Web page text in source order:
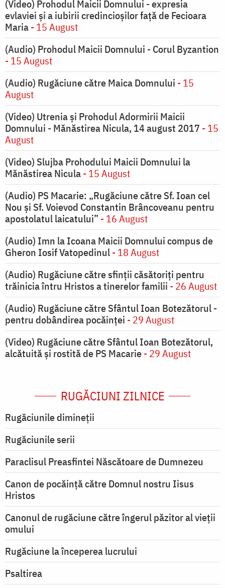
(Video) Prohodul Maicii Domnului - expresia
evlaviei și a iubirii credincioșilor față de Fecioara
Maria- 15 August
(Audio) Prohodul Maicii Domnului - Corul Byzantion
- 15 August
(Audio) Rugăciune către Maica Domnului - 15
August
(Video) Utrenia și Prohodul Adormirii Maicii
Domnului - Mănăstirea Nicula, 14 august 2017 - 15
August
(Video) Slujba Prohodului Maicii Domnului la
Mănăstirea Nicula- 15 August
(Audio) PS Macarie: „Rugăciune către Sf. Ioan cel
Nou și Sf. Voievod Constantin Brâncoveanu pentru
apostolatul laicatului” - 16 August
(Audio) Imn la Icoana Maicii Domnului compus de
Gheron Iosif Vatopedinul- 18 August
(Audio) Rugăciune către sfinții căsătoriți pentru
trăinicia întru Hristos a tinerelor familii - 26 August
(Audio) Rugăciune către Sfântul Ioan Botezătorul -
pentru dobândirea pocăinței - 29 August
(Video) Rugăciune către Sfântul Ioan Botezătorul,
alcătuită și rostită de PS Macarie- 29 August
RUGĂCIUNI ZILNICE
Rugăciunile dimineții
Rugăciunile serii
Paraclisul Preasfintei Născătoare de Dumnezeu
Canon de pocăință către Domnul nostru Iisus
Hristos
Canonul de rugăciune către îngerul păzitor al vieții
omului
Rugăciune la începerea lucrului
Psaltirea